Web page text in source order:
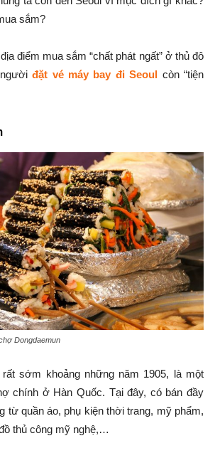
sắm?
điểm mua sắm “chất phát ngất” ở thủ đô
ngườiđặt vé máy bay đi Seoul còn “tiện
Dongdaemun
sớm khoảng những năm 1905, là một
chính ở Hàn Quốc. Tại đây, có bán đầy
từ quần áo, phụ kiện thời trang, mỹ phẩm,
thủ công mỹ nghệ,…